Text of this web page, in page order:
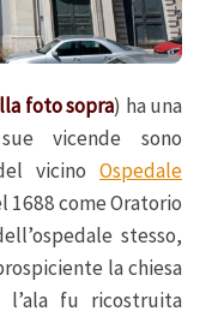
foto sopra) ha una
vicende sono
vicino Ospedale
1688 come Oratorio
stesso,
la chiesa
fu ricostruita